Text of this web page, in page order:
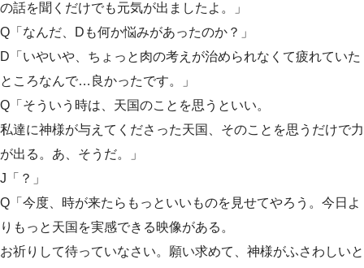
の話を聞くだけでも元気が出ましたよ。」
Q「なんだ、Dも何か悩みがあったのか？」
D「いやいや、ちょっと肉の考えが治められなくて疲れていた
ところなんで…良かったです。」
Q「そういう時は、天国のことを思うといい。
私達に神様が与えてくださった天国、そのことを思うだけで力
が出る。あ、そうだ。」
J「？」
Q「今度、時が来たらもっといいものを見せてやろう。今日よ
りもっと天国を実感できる映像がある。
お祈りして待っていなさい。願い求めて、神様がふさわしいと